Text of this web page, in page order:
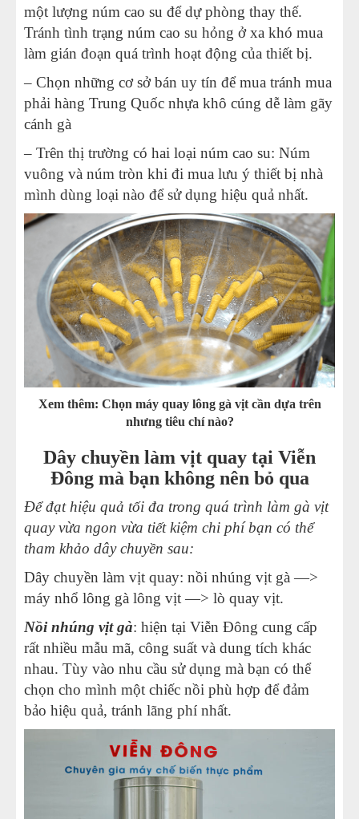
một lượng núm cao su để dự phòng thay thế.
Tránh tình trạng núm cao su hỏng ở xa khó mua
làm gián đoạn quá trình hoạt động của thiết bị.
– Chọn những cơ sở bán uy tín để mua tránh mua
phải hàng Trung Quốc nhựa khô cúng dễ làm gãy
cánh gà
– Trên thị trường có hai loại núm cao su: Núm
vuông và núm tròn khi đi mua lưu ý thiết bị nhà
mình dùng loại nào để sử dụng hiệu quả nhất.
Xem thêm: Chọn máy quay lông gà vịt cần dựa trên
nhưng tiêu chí nào?
Dây chuyền làm vịt quay tại Viễn
Đông mà bạn không nên bỏ qua
Để đạt hiệu quả tối đa trong quá trình làm gà vịt
quay vừa ngon vừa tiết kiệm chi phí bạn có thể
tham khảo dây chuyền sau:
Dây chuyền làm vịt quay: nồi nhúng vịt gà —>
máy nhổ lông gà lông vịt—> lò quay vịt.
Nồi nhúng vịt gà: hiện tại Viễn Đông cung cấp
rất nhiều mẫu mã, công suất và dung tích khác
nhau. Tùy vào nhu cầu sử dụng mà bạn có thể
chọn cho mình một chiếc nồi phù hợp để đảm
bảo hiệu quả, tránh lãng phí nhất.